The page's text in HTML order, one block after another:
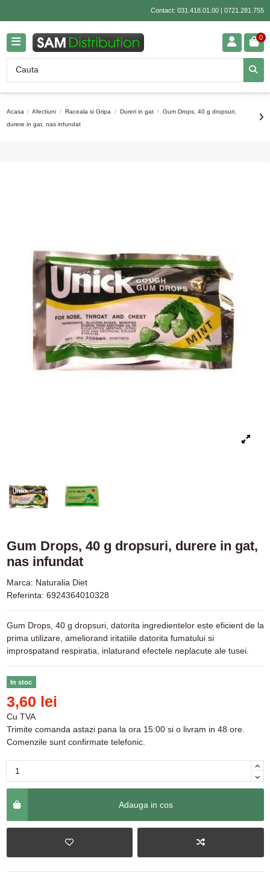
Contact: 031.418.01.00| 0721.281.755
0
Acasa Afectiuni Raceala si Gripa Dureri in gat
Gum Drops, 40 g dropsuri,
durere in gat, nas infundat
Gum Drops, 40 g dropsuri, durere in gat,
nas infundat
Marca: Naturalia Diet
Referinta: 6924364010328
Gum Drops, 40 g dropsuri, datorita ingredientelor este eficient de la
prima utilizare, ameliorand iritatiile datorita fumatului si
improspatand respiratia, inlaturand efectele neplacute ale tusei.
In stoc
3,60 lei
Cu TVA
Trimite comanda astazi pana la ora 15:00 si o livram in 48 ore.
Comenzile sunt confirmate telefonic.
Adauga in cos